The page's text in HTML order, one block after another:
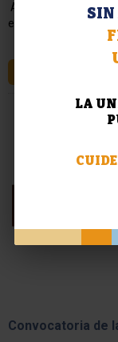
A continuación
estudio
Convocatoria de
LA